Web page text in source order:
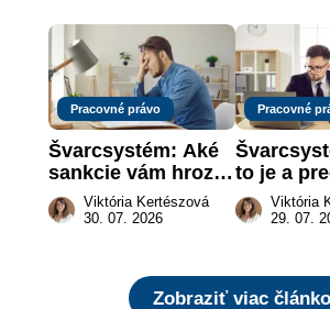
Pracovné právo
Švarcsystém: Aké
sankcie vám hrozia
a prečo nestačí
zaplatiť pokutu?
Viktória Kertészová
30. 07. 2026
Pracovné
to je a
vás to
zaujímať
Viktória
29. 07.
Zobraziť viac